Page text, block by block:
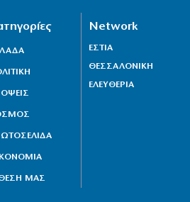
ΜΑΣ
Network
ΕΣΤΙΑ
ΘΕΣΣΑΛΟΝΙΚΗ
ΕΛΕΥΘΕΡΙΑ